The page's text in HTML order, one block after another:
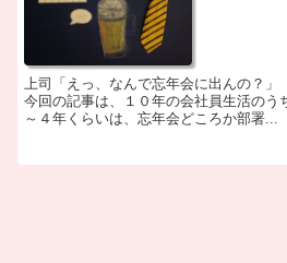
上司「えっ、なんで忘年会に出んの？」
今回の記事は、１０年の会社員生活のう
～４年くらいは、忘年会どころか部署...